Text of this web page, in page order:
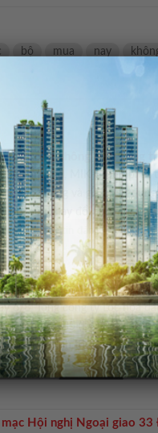
bộ mua nay
mở rộng không gian sống
The Parkland, MIK Group phát
công năng và giá trị sử dụng
đình luôn thay đổi theo thời
chi tiết tin đăng >>
xuất bán lô nhiên liệu
6/8, Tổng công ty Lọc hóa
sinh học B5 (DO B5) đầu
trong lộ trình thương mại hóa
chi tiết tin đăng >>
mạc Hội nghị Ngoại giao